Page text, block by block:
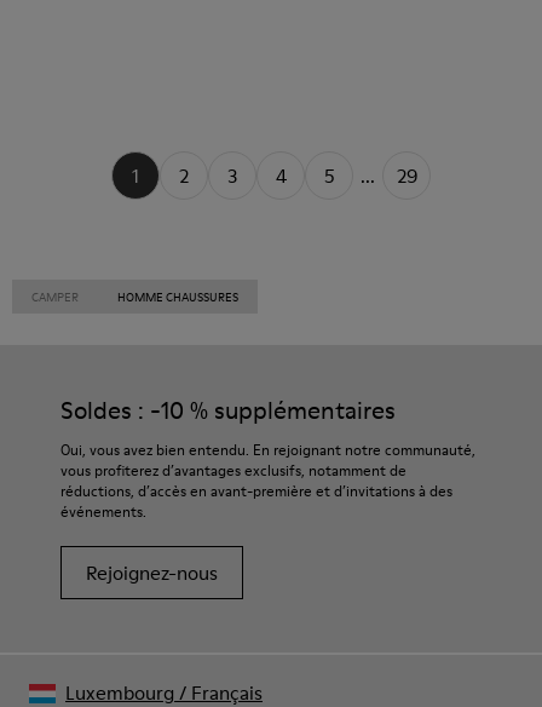
1 2 3 4 5 ... 29
CAMPER HOMME CHAUSSURES
Soldes : -10 % supplémentaires
Oui, vous avez bien entendu. En rejoignant notre communauté,
vous profiterez d’avantages exclusifs, notamment de
réductions, d’accès en avant-première et d’invitations à des
événements.
Rejoignez-nous
Luxembourg / Français